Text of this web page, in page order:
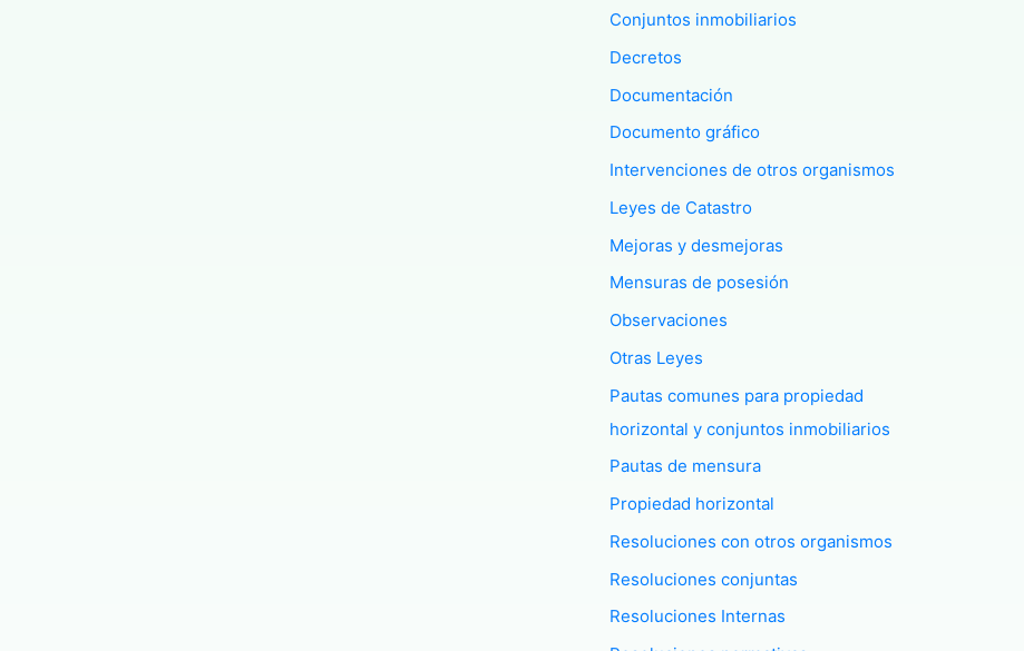
Conjuntos inmobiliarios
Decretos
Documentación
Documento gráfico
Intervenciones de otros organismos
Leyes de Catastro
Mejoras y desmejoras
Mensuras de posesión
Observaciones
Otras Leyes
Pautas comunes para propiedad
horizontal y conjuntos inmobiliarios
Pautas de mensura
Propiedad horizontal
Resoluciones con otros organismos
Resoluciones conjuntas
Resoluciones Internas